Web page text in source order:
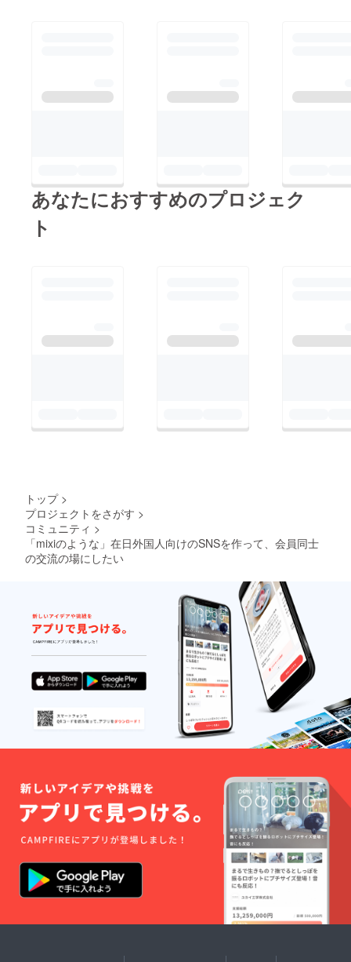
あなたにおすすめのプロジェク
ト
トップ >
プロジェクトをさがす >
コミュニティ >
「mixiのような」在日外国人向けのSNSを作って、会員同士
の交流の場にしたい